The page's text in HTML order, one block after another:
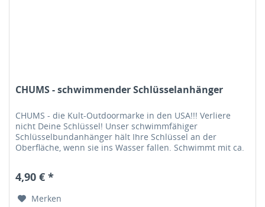
CHUMS - schwimmender Schlüsselanhänger
CHUMS - die Kult-Outdoormarke in den USA!!! Verliere
nicht Deine Schlüssel! Unser schwimmfähiger
Schlüsselbundanhänger hält Ihre Schlüssel an der
Oberfläche, wenn sie ins Wasser fallen. Schwimmt mit ca.
4,90 € *
Merken